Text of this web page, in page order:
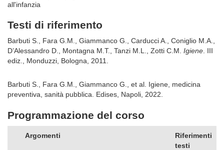
all'infanzia
Testi di riferimento
Barbuti S., Fara G.M., Giammanco G., Carducci A., Coniglio M.A.,
D’Alessandro D., Montagna M.T., Tanzi M.L., Zotti C.M. Igiene . III
ediz., Monduzzi, Bologna, 2011.
Barbuti S., Fara G.M., Giammanco G., et al. Igiene, medicina
preventiva, sanità pubblica. Edises, Napoli, 2022.
Programmazione del corso
Argomenti
Riferimenti
testi